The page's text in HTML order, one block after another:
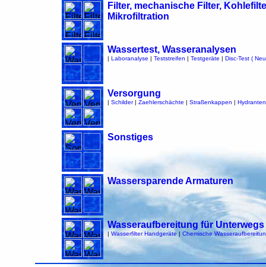
Filter, mechanische Filter,
Mikrofiltration
Wassertest, Wasseranalysen
| Laboranalyse | Teststreifen | Testgeräte | Disc-Test (
Versorgung
| Schilder| Zaehlerschächte | Straßenkappen | Hydranten
Sonstiges
Wassersparende Armaturen
Wasseraufbereitung für Unterwegs
| Wasserfilter Handgeräte| Chemische